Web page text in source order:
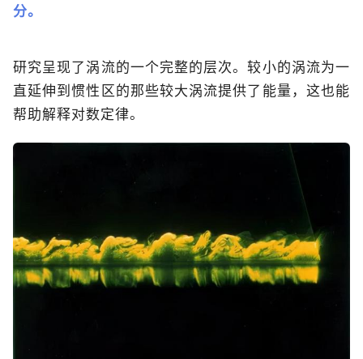
分。
研究呈现了涡流的一个完整的层次。较小的涡流为一
直延伸到惯性区的那些较大涡流提供了能量，这也能
帮助解释对数定律。